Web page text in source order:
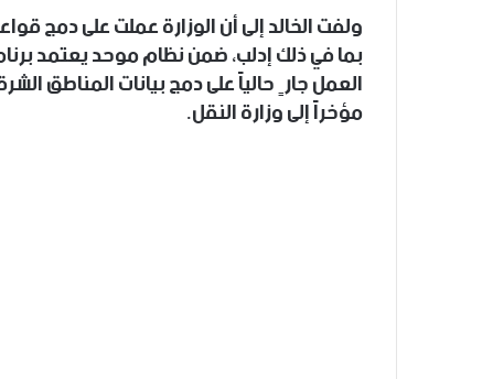
ولفت الخالد إلى أن الوزارة عملت على دمج
بما في ذلك إدلب، ضمن نظام موحد يعتمد
العمل جارٍ حالياً على دمج بيانات المناطق
مؤخراً إلى وزارة النقل.